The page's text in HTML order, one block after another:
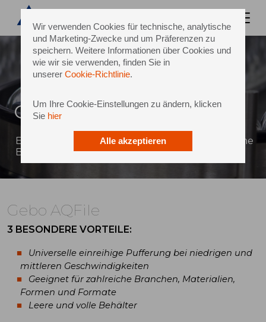
Wir verwenden Cookies für technische, analytische
und Marketing-Zwecke und um Präferenzen zu
speichern. Weitere Informationen über Cookies und
wie wir sie verwenden, finden Sie in
unserer Cookie-Richtlinie.
Um Ihre Cookie-Einstellungen zu ändern, klicken
Sie hier
Alle akzeptieren
Gebo AQFile
Einreihige Pufferung – das Richtige für zahlreiche
Branchen, Materialien, Formen und Formate
Gebo AQFile
3 BESONDERE VORTEILE:
Universelle einreihige Pufferung bei niedrigen und
mittleren Geschwindigkeiten
Geeignet für zahlreiche Branchen, Materialien,
Formen und Formate
Leere und volle Behälter